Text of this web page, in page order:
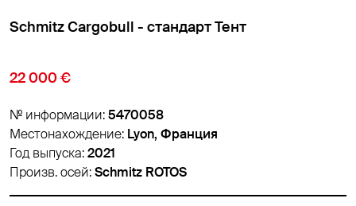
Schmitz Cargobull - стандарт Тент
№ информации:
Местонахождение:
Год выпуска:
Произв. осей:Schmitz ROTOS